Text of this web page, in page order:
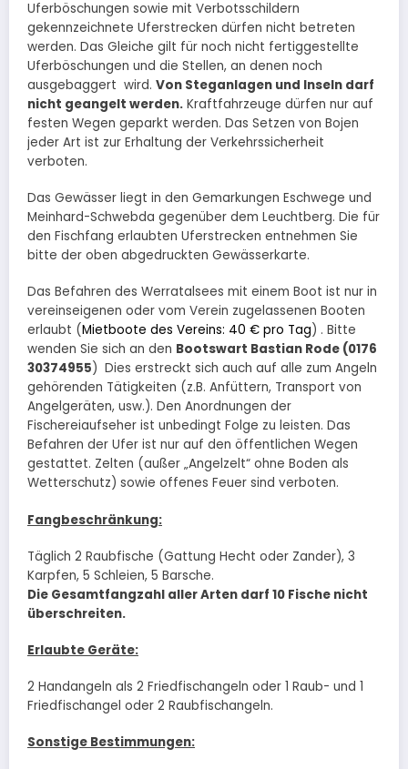
Uferböschungen sowie mit Verbotsschildern
gekennzeichnete Uferstrecken dürfen nicht betreten
werden. Das Gleiche gilt für noch nicht fertiggestellte
Uferböschungen und die Stellen, an denen noch
ausgebaggert wird. Von Steganlagen und Inseln darf
nicht geangelt werden. Kraftfahrzeuge dürfen nur auf
festen Wegen geparkt werden. Das Setzen von Bojen
jeder Art ist zur Erhaltung der Verkehrssicherheit
verboten.
Das Gewässer liegt in den Gemarkungen Eschwege und
Meinhard-Schwebda gegenüber dem Leuchtberg. Die für
den Fischfang erlaubten Uferstrecken entnehmen Sie
bitte der oben abgedruckten Gewässerkarte.
Das Befahren des Werratalsees mit einem Boot ist nur in
vereinseigenen oder vom Verein zugelassenen Booten
erlaubt (Mietboote des Vereins: 40 € pro Tag) . Bitte
wenden Sie sich an den Bootswart Bastian Rode (0176
30374955) Dies erstreckt sich auch auf alle zum Angeln
gehörenden Tätigkeiten (z.B. Anfüttern, Transport von
Angelgeräten, usw.). Den Anordnungen der
Fischereiaufseher ist unbedingt Folge zu leisten. Das
Befahren der Ufer ist nur auf den öffentlichen Wegen
gestattet. Zelten (außer „Angelzelt“ ohne Boden als
Wetterschutz) sowie offenes Feuer sind verboten.
Fangbeschränkung:
Täglich 2 Raubfische (Gattung Hecht oder Zander), 3
Karpfen, 5 Schleien, 5 Barsche.
Die Gesamtfangzahl aller Arten darf 10 Fische nicht
überschreiten.
Erlaubte Geräte:
2 Handangeln als 2 Friedfischangeln oder 1 Raub- und 1
Friedfischangel oder 2 Raubfischangeln.
Sonstige Bestimmungen: